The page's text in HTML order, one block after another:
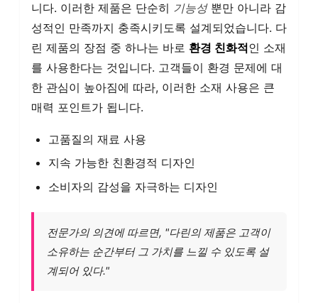
니다. 이러한 제품은 단순히 기능성뿐만 아니라 감
성적인 만족까지 충족시키도록 설계되었습니다. 다
린 제품의 장점 중 하나는 바로 환경 친화적인 소재
를 사용한다는 것입니다. 고객들이 환경 문제에 대
한 관심이 높아짐에 따라, 이러한 소재 사용은 큰
매력 포인트가 됩니다.
고품질의 재료 사용
지속 가능한 친환경적 디자인
소비자의 감성을 자극하는 디자인
전문가의 의견에 따르면, "다린의 제품은 고객이
소유하는 순간부터 그 가치를 느낄 수 있도록 설
계되어 있다."